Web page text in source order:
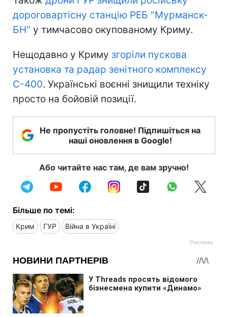
дороговартісну станцію РЕБ "Мурманск-
БН" у тимчасово окупованому Криму.
Нещодавно у Криму згоріли пускова
установка та радар зенітного комплексу
С-400. Українські воєнні знищили техніку
просто на бойовій позиції.
Не пропустіть головне! Підпишіться на
наші оновлення в Google!
Або читайте нас там, де вам зручно!
Більше по темі:
Крим ГУР Війна в Україні